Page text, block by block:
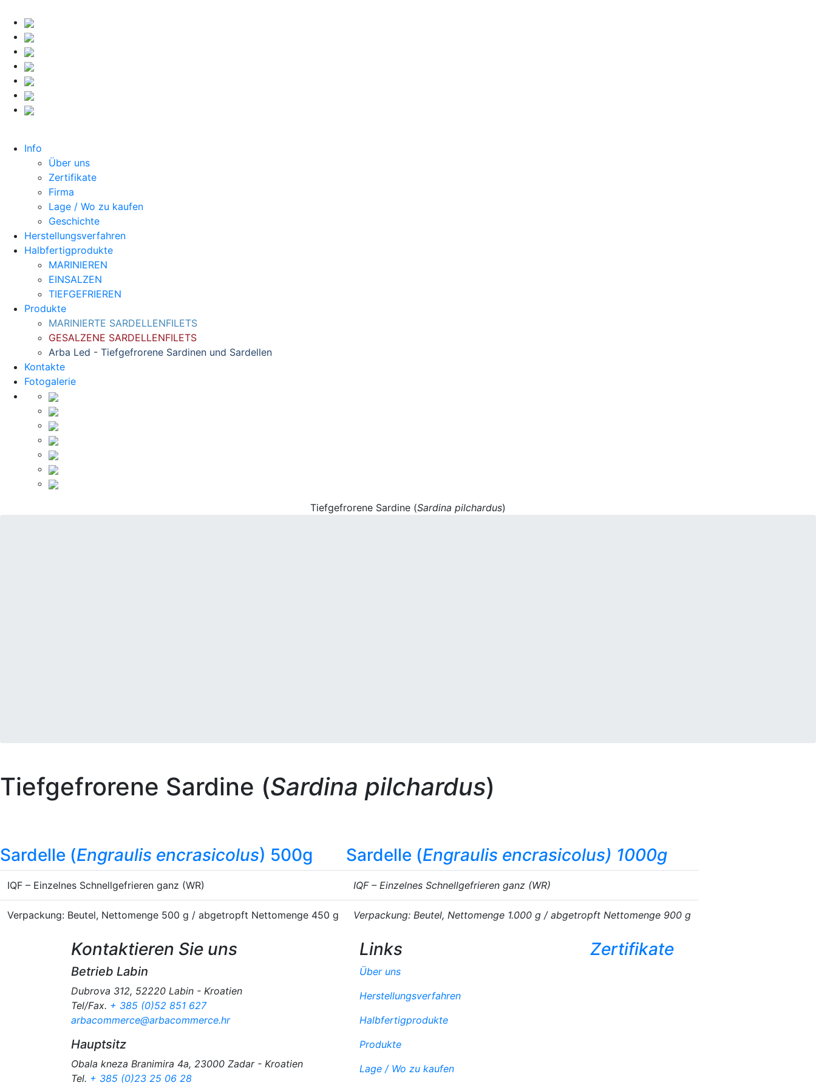
Info
Über uns
Zertifikate
Firma
Lage / Wo zu kaufen
Geschichte
Herstellungsverfahren
Halbfertigprodukte
MARINIEREN
EINSALZEN
TIEFGEFRIEREN
Produkte
MARINIERTE SARDELLENFILETS
GESALZENE SARDELLENFILETS
Arba Led - Tiefgefrorene Sardinen und Sardellen
Kontakte
Fotogalerie
Tiefgefrorene Sardine (Sardina pilchardus)
Tiefgefrorene Sardine (Sardina pilchardus)
Sardelle (Engraulis encrasicolus) 500g
IQF – Einzelnes Schnellgefrieren ganz (WR)
Verpackung: Beutel, Nettomenge 500 g / abgetropft Nettomenge 450 g
Sardelle (Engraulis encrasicolus) 1000g
IQF – Einzelnes Schnellgefrieren ganz (WR)
Verpackung: Beutel, Nettomenge 1.000 g / abgetropft Nettomenge 900 g
Kontaktieren Sie uns
Betrieb Labin
Dubrova 312, 52220 Labin - Kroatien
Tel/Fax. + 385 (0)52 851 627
arbacommerce@arbacommerce.hr
Hauptsitz
Obala kneza Branimira 4a, 23000 Zadar - Kroatien
Tel. + 385 (0)23 25 06 28
Links
Über uns
Herstellungsverfahren
Halbfertigprodukte
Produkte
Lage / Wo zu kaufen
Zertifikate